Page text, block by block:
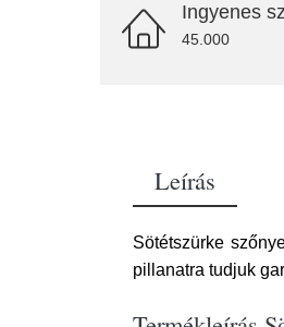
Ingyenes
45.000
Leírás
Sötétszürke
pillanatra tudjuk